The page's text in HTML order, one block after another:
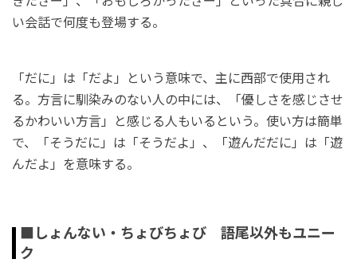
い会話で何度も登場する。
「だに」は「だよ」という意味で、主に西部で使用され
る。方言に馴染みのない人の中には、「優しさを感じさせ
るかわいい方言」と感じる人もいるという。使い方は簡単
で、「そうだに」は「そうだよ」、「遊んだだに」は「遊
んだよ」を意味する。
■しょんない・ちょびちょび 語尾以外もユニー
ク